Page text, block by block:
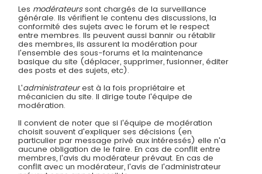
Les modérateurssont chargés de la surveillance
générale. Ils vérifient le contenu des discussions, la
conformité des sujets avec le forum et le respect
entre membres. Ils peuvent aussi bannir ou rétablir
des membres, ils assurent la modération pour
l'ensemble des sous-forums et la maintenance
basique du site (déplacer, supprimer, fusionner, éditer
des posts et des sujets, etc).
L'administrateurest à la fois propriétaire et
mécanicien du site. Il dirige toute l'équipe de
modération.
Il convient de noter que si l'équipe de modération
choisit souvent d'expliquer ses décisions (en
particulier par message privé aux intéressés) elle n'a
aucune obligation de le faire. En cas de conflit entre
membres, l'avis du modérateur prévaut. En cas de
conflit avec un modérateur, l'avis de l'administrateur